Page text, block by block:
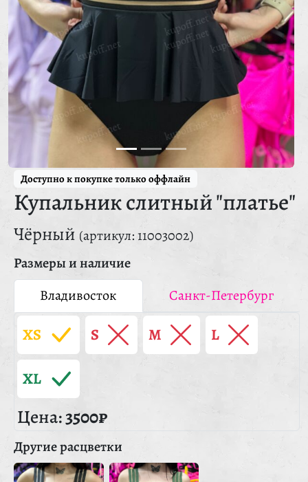
Доступно к покупке только оффлайн
Купальник слитный "платье"
Чёрный (артикул: 11003002)
Размеры и наличие
Владивосток
Санкт-Петербург
XS S M L
XL
Цена:3500₽
Другие расцветки